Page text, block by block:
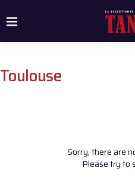
Toulouse
Sorry, there are
Please try to